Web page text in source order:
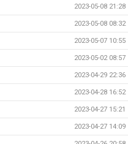
2023-05-08 21:28
2023-05-08 08:32
2023-05-07 10:55
2023-05-02 08:57
2023-04-29 22:36
2023-04-28 16:52
2023-04-27 15:21
2023-04-27 14:09